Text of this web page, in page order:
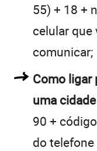
55) + 18 +
celular
comunicar;
Como ligar
uma
90 +
do